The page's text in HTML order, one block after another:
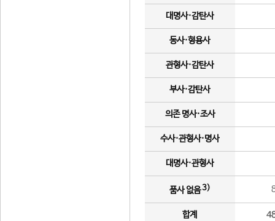
대명사·감탄사
동사·형용사
관형사·감탄사
부사·감탄사
의존 명사·조사
수사·관형사·명사
대명사·관형사
품사 없음3)
합계